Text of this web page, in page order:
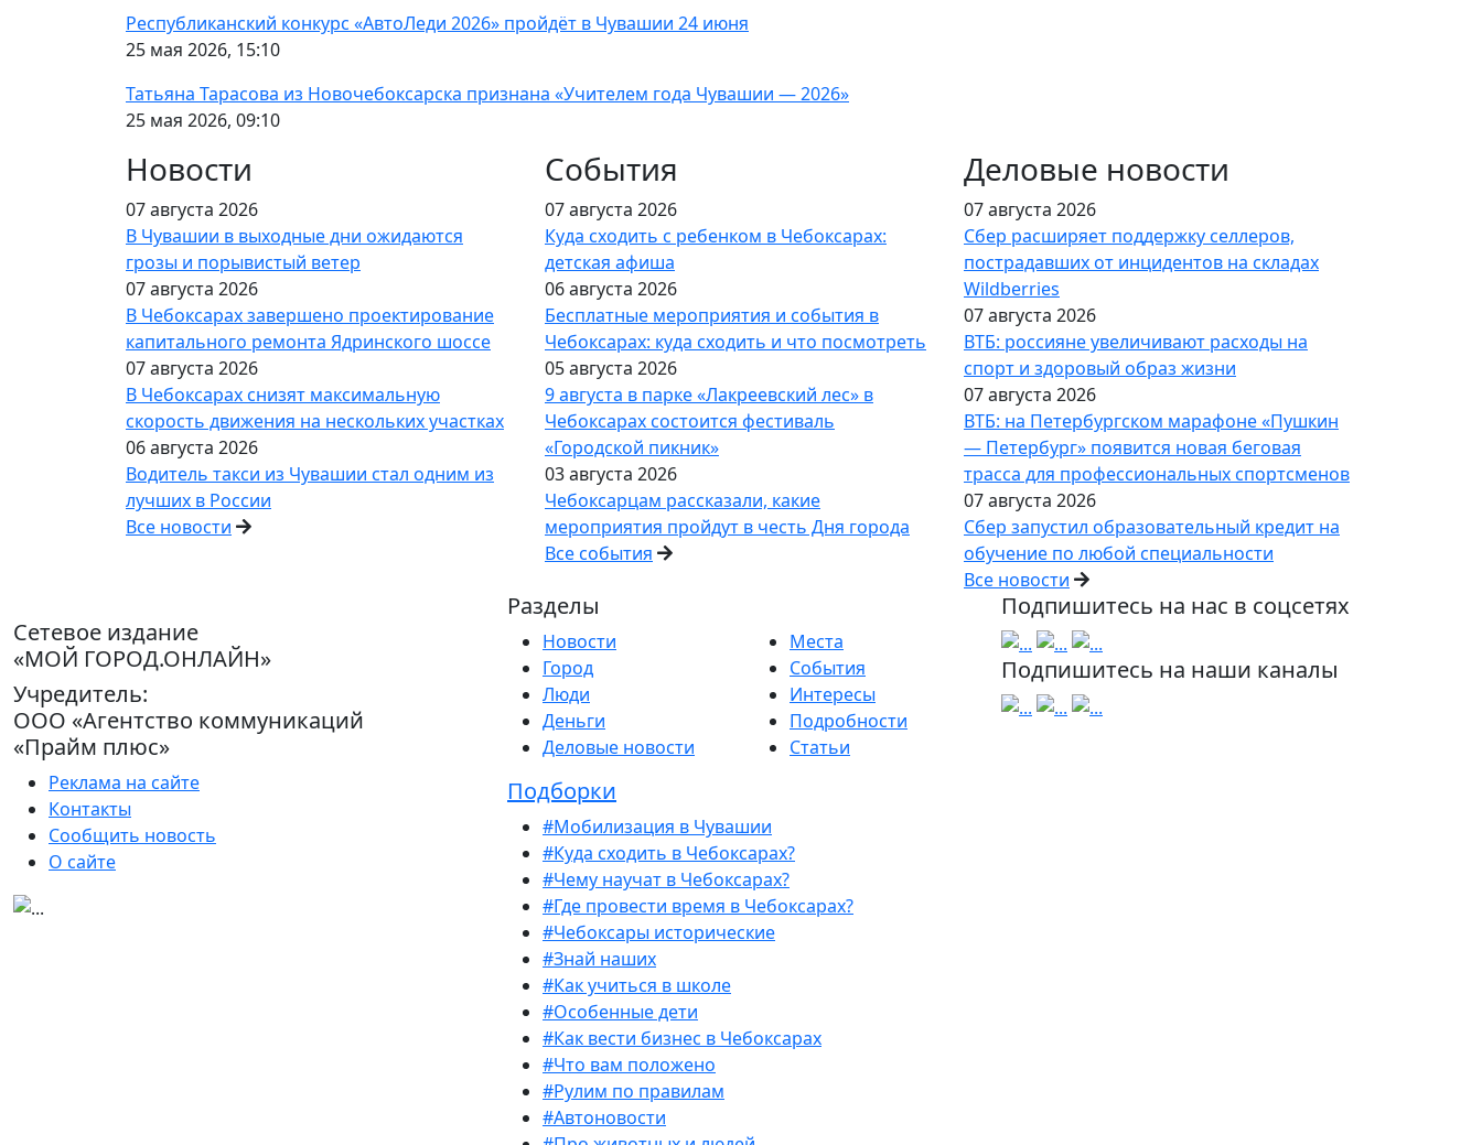
Республиканский конкурс «АвтоЛеди 2026» пройдёт в Чувашии 24 июня
25 мая 2026, 15:10
Татьяна Тарасова из Новочебоксарска признана «Учителем года Чувашии — 2026»
25 мая 2026, 09:10
Новости
07 августа 2026
В Чувашии в выходные дни ожидаются
грозы и порывистый ветер
07 августа 2026
В Чебоксарах завершено проектирование
капитального ремонта Ядринского шоссе
07 августа 2026
В Чебоксарах снизят максимальную
скорость движения на нескольких участках
06 августа 2026
Водитель такси из Чувашии стал одним из
лучших в России
Все новости
События
07 августа 2026
Куда сходить с ребенком в Чебоксарах:
детская афиша
06 августа 2026
Бесплатные мероприятия и события в
Чебоксарах: куда сходить и что посмотреть
05 августа 2026
9 августа в парке «Лакреевский лес» в
Чебоксарах состоится фестиваль
«Городской пикник»
03 августа 2026
Чебоксарцам рассказали, какие
мероприятия пройдут в честь Дня города
Все события
Деловые новости
07 августа 2026
Сбер расширяет поддержку селлеров,
пострадавших от инцидентов на складах
Wildberries
07 августа 2026
ВТБ: россияне увеличивают расходы на
спорт и здоровый образ жизни
07 августа 2026
ВТБ: на Петербургском марафоне «Пушкин
— Петербург» появится новая беговая
трасса для профессиональных спортсменов
07 августа 2026
Сбер запустил образовательный кредит на
обучение по любой специальности
Все новости
Сетевое издание
«МОЙ ГОРОД.ОНЛАЙН»
Учредитель:
ООО «Агентство коммуникаций
«Прайм плюс»
Реклама на сайте
Контакты
Сообщить новость
О сайте
Разделы
Новости
Город
Люди
Деньги
Деловые новости
Места
События
Интересы
Подробности
Статьи
Подборки
#Мобилизация в Чувашии
#Куда сходить в Чебоксарах?
#Чему научат в Чебоксарах?
#Где провести время в Чебоксарах?
#Чебоксары исторические
#Знай наших
#Как учиться в школе
#Особенные дети
#Как вести бизнес в Чебоксарах
#Что вам положено
#Рулим по правилам
#Автоновости
Подпишитесь на нас в соцсетях
Подпишитесь на наши каналы